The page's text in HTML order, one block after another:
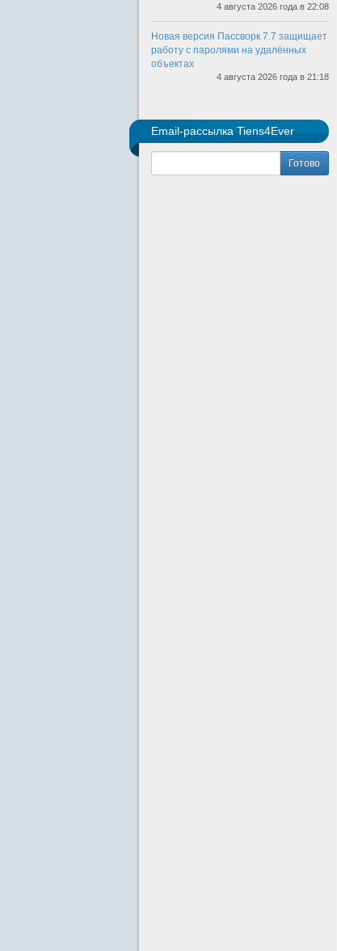
4 августа 2026 года в 22:08
Новая версия Пассворк 7.7 защищает
работу с паролями на удалённых
объектах
4 августа 2026 года в 21:18
Email-рассылка Tiens4Ever
Готово